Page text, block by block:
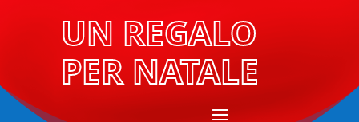
UN REGALO
PER NATALE